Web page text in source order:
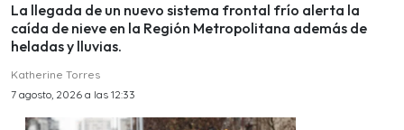
La llegada de un nuevo sistema frontal frío alerta la
caída de nieve en la Región Metropolitana además de
heladas y lluvias.
Katherine Torres
7 agosto, 2026 a las 12:33